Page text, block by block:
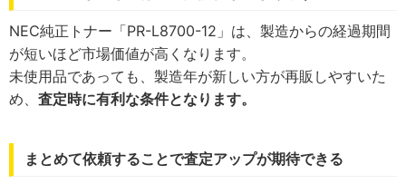
NEC純正トナー「PR-L8700-12」は、製造からの経過期間
が短いほど市場価値が高くなります。
未使用品であっても、製造年が新しい方が再販しやすいた
め、 査定時に有利な条件となります。
まとめて依頼することで査定アップが期待できる